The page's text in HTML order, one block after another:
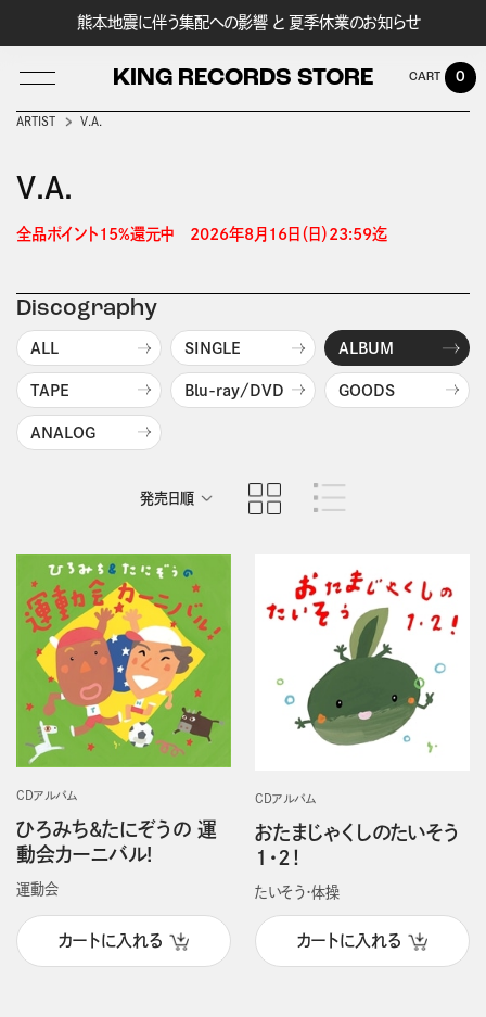
熊本地震に伴う集配への影響 と 夏季休業のお知らせ
KING RECORDS STORE 0
ARTIST V.A.
V.A.
全品ポイント15%還元中　2026年8月16日（日）23:59迄
Discography
ALL SINGLE ALBUM
TAPE Blu-ray/DVD GOODS
ANALOG
発売日順
CDアルバム
ひろみち&たにぞうの 運
動会カーニバル!
運動会
カートに入れる
CDアルバム
おたまじゃくしのたいそう
１・２！
たいそう・体操
カートに入れる